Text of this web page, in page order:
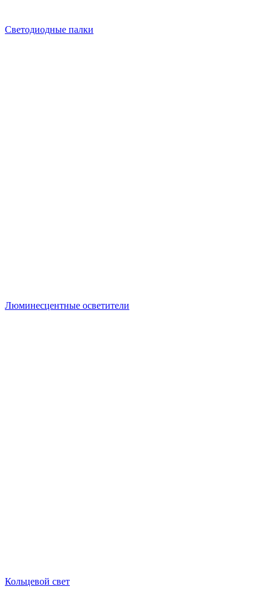
Светодиодные палки
Люминесцентные осветители
Кольцевой свет